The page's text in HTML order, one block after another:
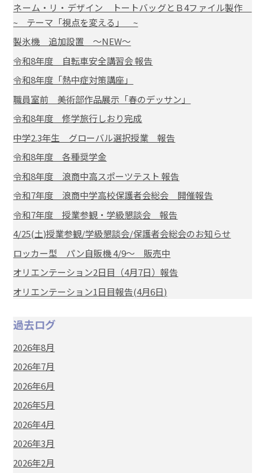
ネーム・リ・デザイン トートバッグとＢ4ファイル製作
~ テーマ「視点を変える」 ~
製氷機 追加設置 ～NEW～
令和8年度 自転車安全講習会 報告
令和8年度「熱中症対策講座」
職員室前 美術部作品展示「春のデッサン」
令和8年度 修学旅行しおり完成
中学2.3年生 グローバル選択授業 報告
令和8年度 各種奨学金
令和8年度 浪商中高スポーツテスト 報告
令和7年度 浪商中学高校保護者会総会 開催報告
令和7年度 授業参観・学級懇談会 報告
4/25(土)授業参観/学級懇談会/保護者会総会のお知らせ
ロッカー型 パン自販機 4/9～ 販売中
オリエンテーション2日目（4月7日）報告
オリエンテーション1日目報告(4月6日)
過去ログ
2026年8月
2026年7月
2026年6月
2026年5月
2026年4月
2026年3月
2026年2月